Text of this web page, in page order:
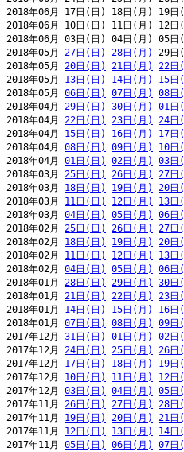
2018年06月 17日(日) 18日(月) 19
2018年06月 10日(日) 11日(月) 12
2018年06月 03日(日) 04日(月) 05
2018年05月 27日(日) 28日(月)
29
2018年05月 20日(日) 21日(月) 22日
2018年05月 13日(日) 14日(月) 15日
2018年05月 06日(日) 07日(月) 08日
2018年04月 29日(日) 30日(月) 01日
2018年04月 22日(日) 23日(月) 24日
2018年04月 15日(日) 16日(月) 17日
2018年04月 08日(日) 09日(月) 10日
2018年04月 01日(日) 02日(月) 03日
2018年03月 25日(日) 26日(月) 27日
2018年03月 18日(日) 19日(月) 20日
2018年03月 11日(日) 12日(月) 13日
2018年03月 04日(日) 05日(月) 06日
2018年02月 25日(日) 26日(月) 27日
2018年02月 18日(日) 19日(月) 20日
2018年02月 11日(日) 12日(月) 13日
2018年02月 04日(日) 05日(月) 06日
2018年01月 28日(日) 29日(月) 30日
2018年01月 21日(日) 22日(月) 23日
2018年01月 14日(日) 15日(月) 16日
2018年01月 07日(日) 08日(月) 09日
2017年12月 31日(日) 01日(月) 02日
2017年12月 24日(日) 25日(月) 26日
2017年12月 17日(日) 18日(月) 19日
2017年12月 10日(日) 11日(月) 12日
2017年12月 03日(日) 04日(月) 05日
2017年11月 26日(日) 27日(月) 28日
2017年11月 19日(日) 20日(月) 21日
2017年11月 12日(日) 13日(月) 14日
2017年11月 05日(日) 06日(月) 07日